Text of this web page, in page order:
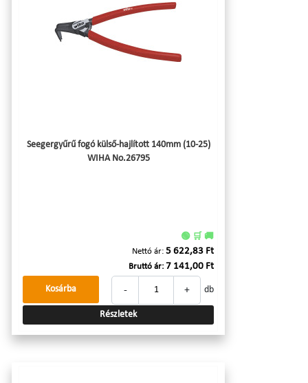
Seegergyűrű fogó külső-hajlított 140mm (10-25)
WIHA No.26795
🟢 🛒 🚚
Nettó ár: 5 622,83 Ft
Bruttó ár: 7 141,00 Ft
- + db
Kosárba
Részletek